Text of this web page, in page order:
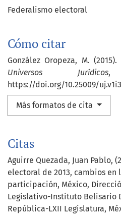
Federalismo electoral
Cómo citar
González Oropeza, M. (2015).
Universos Jurídicos
https://doi.org/10.25009/
Más formatos de cita
Citas
Aguirre Quezada, Juan Pablo,
electoral de 2013, cambios en
participación, México,
Legislativo-Instituto Belisario
República-LXII Legislatura,